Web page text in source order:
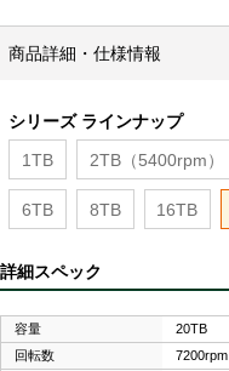
商品詳細・仕様情報
シリーズ ラインナップ
1TB
2TB（5400rpm）
6TB 8TB 16TB
詳細スペック
容量
20TB
回転数
7200rpm